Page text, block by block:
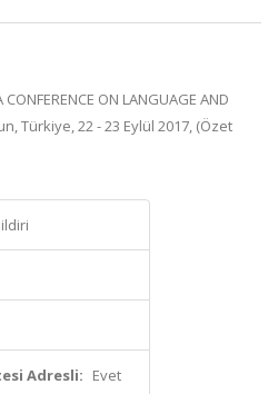
CONFERENCE ON LANGUAGE AND
Türkiye, 22 - 23 Eylül 2017, (Özet
Adresli: Evet